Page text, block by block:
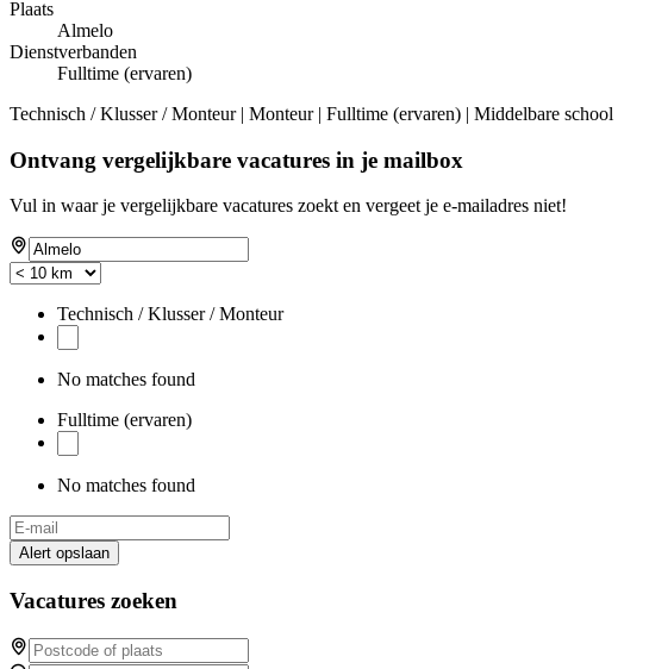
Plaats
Almelo
Dienstverbanden
Fulltime (ervaren)
Technisch / Klusser / Monteur | Monteur | Fulltime (ervaren) | Middelbare school
Ontvang vergelijkbare vacatures in je mailbox
Vul in waar je vergelijkbare vacatures zoekt en vergeet je e-mailadres niet!
Technisch / Klusser / Monteur
No matches found
Fulltime (ervaren)
No matches found
Alert opslaan
Vacatures zoeken